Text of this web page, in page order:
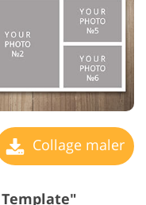
Collage maler